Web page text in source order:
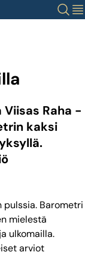
Haku
Raha -
kaksi
Barometri
mielestä
ulkomailla.
arviot